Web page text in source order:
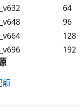
32
64
48
96
64
128
96 192
额